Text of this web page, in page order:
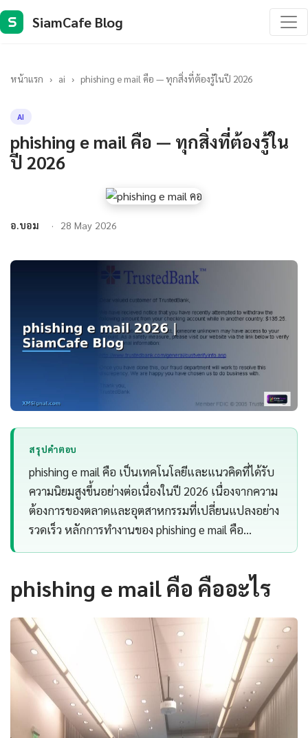
S SiamCafe Blog
หน้าแรก › ai › phishing e mail คือ — ทุกสิ่งที่ต้องรู้ในปี 2026
AI
phishing e mail คือ — ทุกสิ่งที่ต้องรู้ใน
ปี 2026
อ.บอม 28 May 2026
สรุปคำตอบ
phishing e mail คือ เป็นเทคโนโลยีและแนวคิดที่ได้รับ
ความนิยมสูงขึ้นอย่างต่อเนื่องในปี 2026 เนื่องจากความ
ต้องการของตลาดและอุตสาหกรรมที่เปลี่ยนแปลงอย่าง
รวดเร็ว หลักการทำงานของ phishing e mail คือ…
phishing e mail คือ คืออะไร